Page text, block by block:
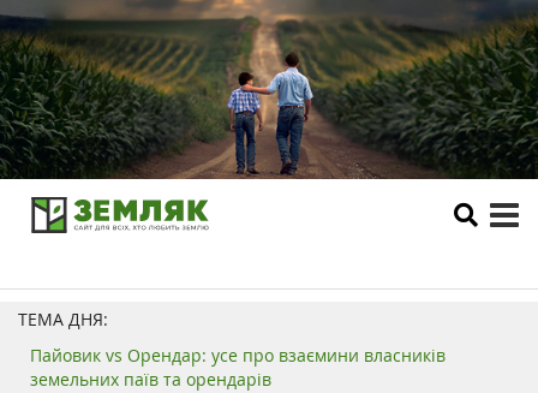
ТЕМА ДНЯ:
Пайовик vs Орендар: усе про взаємини власників
земельних паїв та орендарів